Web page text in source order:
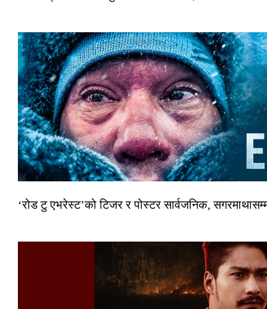
‘रोड टु एभरेस्ट’को टिजर र पोस्टर सार्वजनिक,